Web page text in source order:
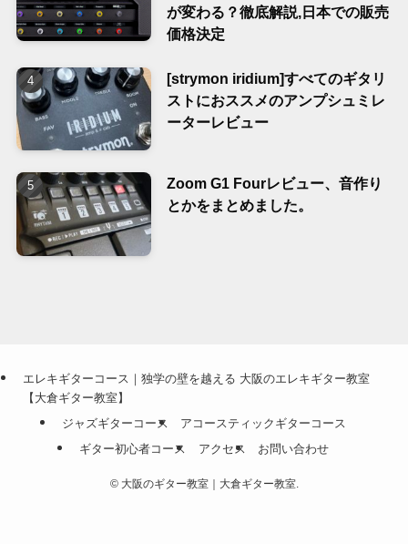
が変わる？徹底解説,日本での販売
価格決定
[strymon iridium]すべてのギタリ
ストにおススメのアンプシュミレ
ーターレビュー
Zoom G1 Fourレビュー、音作り
とかをまとめました。
エレキギターコース｜独学の壁を越える 大阪のエレキギター教室
【大倉ギター教室】
ジャズギターコース
アコースティックギターコース
ギター初心者コース
アクセス お問い合わせ
©大阪のギター教室｜大倉ギター教室.